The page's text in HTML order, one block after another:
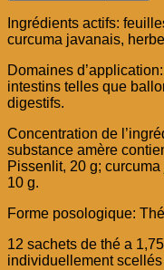
Ingrédients actifs:
curcuma javanais,
Domaines
intestins telles que
digestifs.
Concentration de
substance amère
Pissenlit, 20 g;
10 g.
Forme posologique:
12 sachets de thé a
individuellement scellés